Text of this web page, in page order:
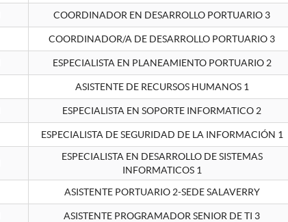
COORDINADOR EN DESARROLLO PORTUARIO 3
COORDINADOR/A DE DESARROLLO PORTUARIO 3
ESPECIALISTA EN PLANEAMIENTO PORTUARIO 2
ASISTENTE DE RECURSOS HUMANOS 1
ESPECIALISTA EN SOPORTE INFORMATICO 2
ESPECIALISTA DE SEGURIDAD DE LA INFORMACIÓN 1
ESPECIALISTA EN DESARROLLO DE SISTEMAS
INFORMATICOS 1
ASISTENTE PORTUARIO 2-SEDE SALAVERRY
ASISTENTE PROGRAMADOR SENIOR DE TI 3